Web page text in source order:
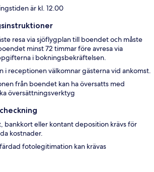
är kl. 12.00
resa via sjöflygplan till boendet och måste
minst 72 timmar före avresa via
i bokningsbekräftelsen.
i receptionen välkomnar gästerna vid ankomst.
från boendet kan ha översatts med
översättningsverktyg
bankkort eller kontant deposition krävs för
kostnader.
fotolegitimation kan krävas